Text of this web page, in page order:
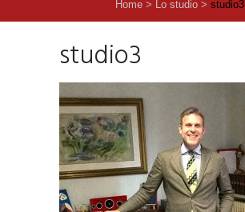
Home> Lo studio> studio3
studio3